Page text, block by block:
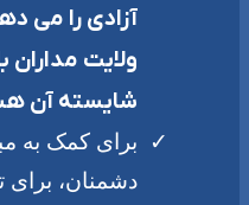
آزادی را می
ولایت مداران
شایسته آن
برای کمک به
دشمنان، برای